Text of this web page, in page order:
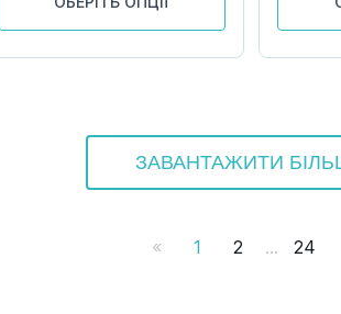
ЗАВАНТАЖИТИ
« 1 2 ... 24